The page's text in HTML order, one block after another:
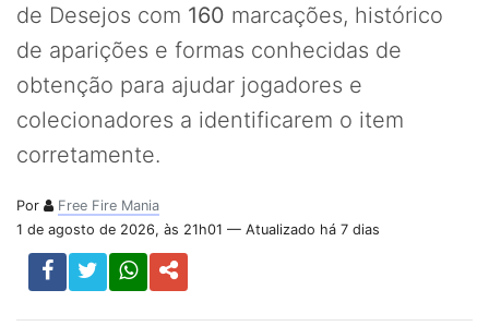
de Desejos com 160 marcações, histórico
de aparições e formas conhecidas de
obtenção para ajudar jogadores e
colecionadores a identificarem o item
corretamente.
Por
Free Fire Mania
1 de agosto de 2026, às 21h01 — Atualizado há 7 dias